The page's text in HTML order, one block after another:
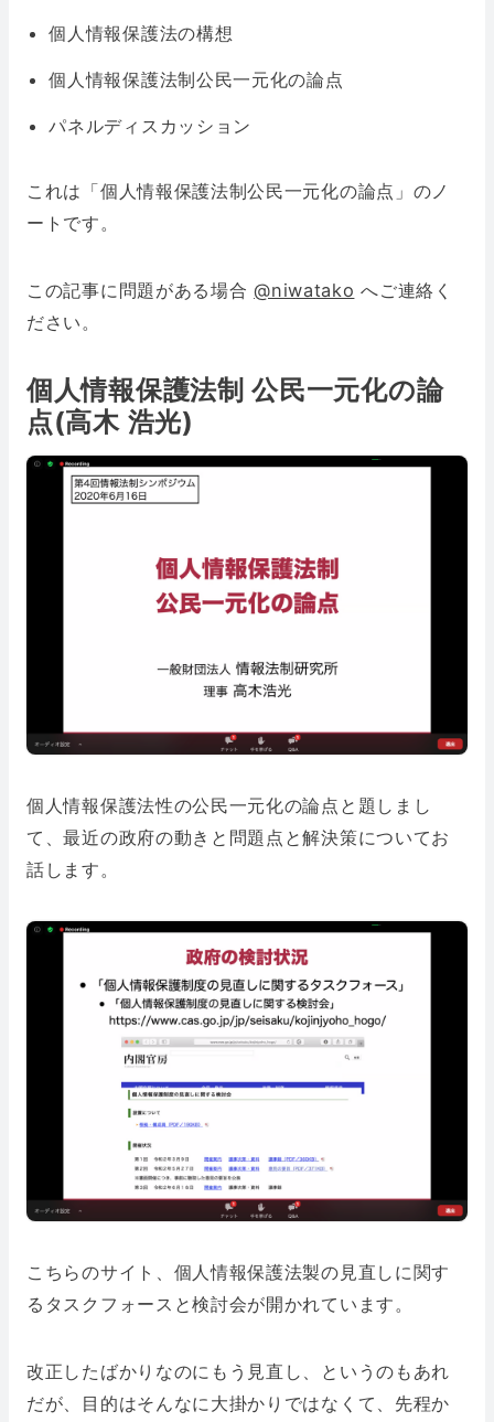
個人情報保護法の構想
個人情報保護法制公民一元化の論点
パネルディスカッション
これは「個人情報保護法制公民一元化の論点」のノ
ートです。
この記事に問題がある場合@niwatako へご連絡く
ださい。
個人情報保護法制 公民一元化の論
点(高木 浩光)
個人情報保護法性の公民一元化の論点と題しまし
て、最近の政府の動きと問題点と解決策についてお
話します。
こちらのサイト、個人情報保護法製の見直しに関す
るタスクフォースと検討会が開かれています。
改正したばかりなのにもう見直し、というのもあれ
だが、目的はそんなに大掛かりではなくて、先程か